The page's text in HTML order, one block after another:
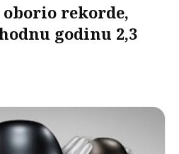
rekorde,
godinu 2,3